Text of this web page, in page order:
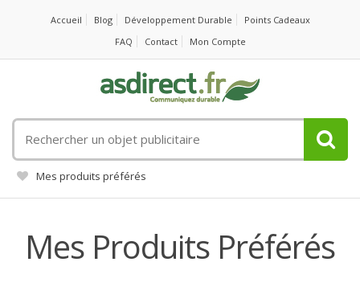
Accueil Blog Développement Durable
Points Cadeaux
FAQ
Contact Mon Compte
un
objet
publicitaire
Mes produits préférés
Mes Produits Préférés